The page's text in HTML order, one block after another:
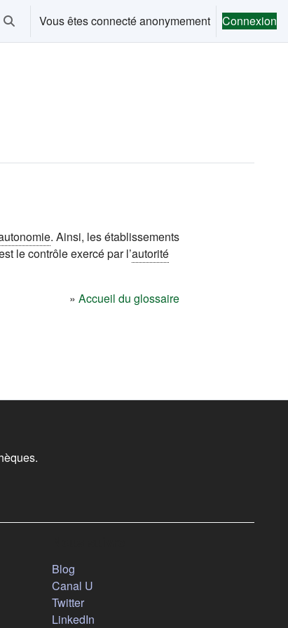
Activer/désactiver la saisie de recherche
Vous êtes connecté anonymement Connexion
. Ainsi, les établissements
le contrôle exercé par l’autorité
» Accueil du glossaire
Blog(s'ouvre dans un nouvel onglet)
Canal U(s'ouvre dans un nouvel onglet)
Twitter(s'ouvre dans un nouvel onglet)
LinkedIn(s'ouvre dans un nouvel onglet)